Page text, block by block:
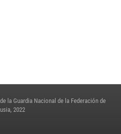
la Guardia Nacional de la Federación de
2022